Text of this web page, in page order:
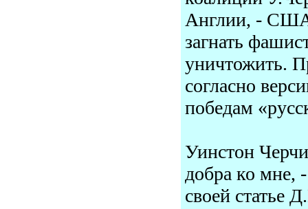
Англии, - США
загнать
уничтожить.
согласно
победам
Уинстон
добра ко мне,
своей статье